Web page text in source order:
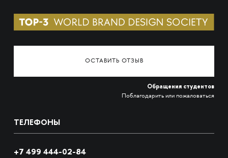
ОСТАВИТЬ ОТЗЫВ
Обращения студентов
Поблагодарить или пожаловаться
ТЕЛЕФОНЫ
+7 499 444-02-84